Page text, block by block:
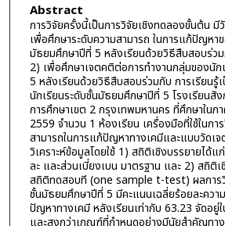
Abstract
การวิจัยครั้งนี้เป็นการวิจัยเชิงทดลองขั้นต้น
เพื่อศึกษาระดับความสามารถ ในการแก้ปัญหา
มัธยมศึกษาปีที่ 5 หลังเรียนด้วยวิธีสืบสอบร่วม
2) เพื่อศึกษาเจตคติต่อการทำงานกลุ่มของนั
5 หลังเรียนด้วยวิธีสืบสอบร่วมกับ การเรียนรู้
นักเรียนระดับชั้นมัธยมศึกษาปีที่ 5 โรงเรียนสั
การศึกษาเขต 2 กรุงเทพมหานคร ที่ศึกษาในภ
2559 จำนวน 1 ห้องเรียน เครื่องมือที่ใช้ในก
สามารถในการแก้ปัญหาทางเคมีและแบบวัดเ
วิเคราะห์ข้อมูลโดยใช้ 1) สถิติเชิงบรรยายได้แ
ละ และส่วนเบี่ยงเบน มาตรฐาน และ 2) สถิติ
สถิติทดสอบที (one sample t-test) ผลการ
ชั้นมัธยมศึกษาปีที่ 5 มีคะแนนเฉลี่ยร้อยละควา
ปัญหาทางเคมี หลังเรียนเท่ากับ 63.23 จัดอยู่
และสูงกว่าเกณฑ์ที่กำหนดอย่างมีนัยสำคัญทา